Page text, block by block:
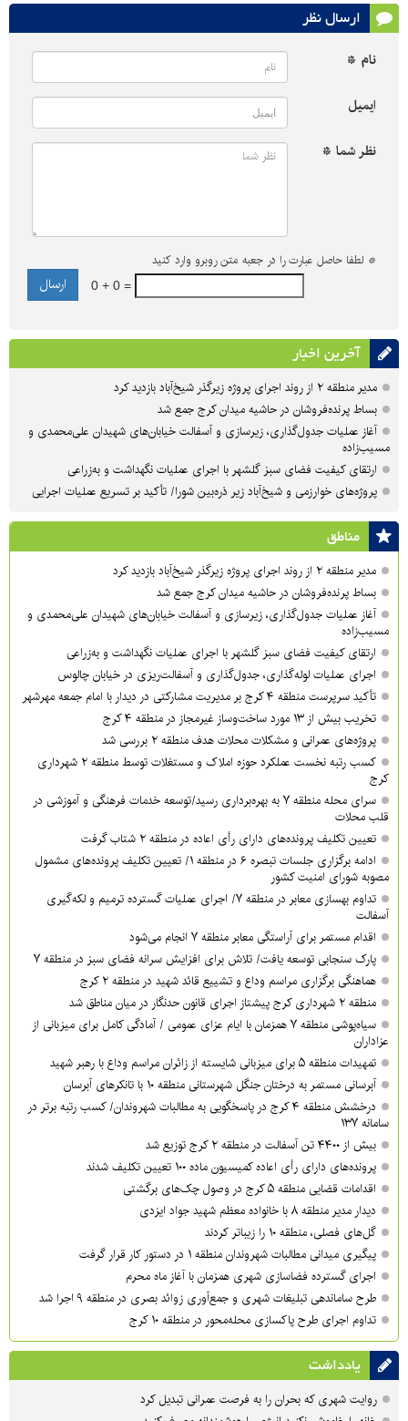
ارسال نظر
نام *
ایمیل
نظر شما *
* لطفا حاصل عبارت را در جعبه متن روبرو وارد کنید
0 + 0 =
آخرین اخبار
مدیر منطقه ۲ از روند اجرای پروژه زیرگذر شیخ‌آباد بازدید کرد
بساط پرنده‌فروشان در حاشیه میدان کرج جمع شد
آغاز عملیات جدول‌گذاری، زیرسازی و آسفالت خیابان‌های شهیدان علی‌محمدی و
مسیب‌زاده
ارتقای کیفیت فضای سبز گلشهر با اجرای عملیات نگهداشت و به‌زراعی
پروژه‌های خوارزمی و شیخ‌آباد زیر ذره‌بین شورا/ تأکید بر تسریع عملیات اجرایی
مناطق
مدیر منطقه ۲ از روند اجرای پروژه زیرگذر شیخ‌آباد بازدید کرد
بساط پرنده‌فروشان در حاشیه میدان کرج جمع شد
آغاز عملیات جدول‌گذاری، زیرسازی و آسفالت خیابان‌های شهیدان علی‌محمدی و
مسیب‌زاده
ارتقای کیفیت فضای سبز گلشهر با اجرای عملیات نگهداشت و به‌زراعی
اجرای عملیات لوله‌گذاری، جدول‌گذاری و آسفالت‌ریزی در خیابان چالوس
تأکید سرپرست منطقه ۴ کرج بر مدیریت مشارکتی در دیدار با امام جمعه مهرشهر
تخریب بیش از ۱۳ مورد ساخت‌وساز غیرمجاز در منطقه ۴ کرج
پروژه‌های عمرانی و مشکلات محلات هدف منطقه ۲ بررسی شد
کسب رتبه نخست عملکرد حوزه املاک و مستغلات توسط منطقه ۲ شهرداری
کرج
سرای محله منطقه ۷ به بهره‌برداری رسید/توسعه خدمات فرهنگی و آموزشی در
قلب محلات
تعیین تکلیف پرونده‌های دارای رأی اعاده در منطقه ۲ شتاب گرفت
ادامه برگزاری جلسات تبصره ۶ در منطقه ۱/ تعیین تکلیف پرونده‌های مشمول
مصوبه شورای امنیت کشور
تداوم بهسازی معابر در منطقه ۷/ اجرای عملیات گسترده ترمیم و لکه‌گیری
آسفالت
اقدام مستمر برای آراستگی معابر منطقه ۷ انجام می‌شود
پارک سنجابی توسعه یافت/ تلاش برای افزایش سرانه فضای سبز در منطقه ۷
هماهنگی برگزاری مراسم وداع و تشییع قائد شهید در منطقه ۲ کرج
منطقه ۲ شهرداری کرج پیشتاز اجرای قانون حدنگار در میان مناطق شد
سیاه‌پوشی منطقه ۷ همزمان با ایام عزای عمومی / آمادگی کامل برای میزبانی از
عزاداران
تمهیدات منطقه ۵ برای میزبانی شایسته از زائران مراسم وداع با رهبر شهید
آبرسانی مستمر به درختان جنگل شهرستانی منطقه ۱۰ با تانکرهای آبرسان
درخشش منطقه ۴ کرج در پاسخگویی به مطالبات شهروندان/ کسب رتبه برتر در
سامانه ۱۳۷
بیش از ۴۴۰۰ تن آسفالت در منطقه ۲ کرج توزیع شد
پرونده‌های دارای رأی اعاده کمیسیون ماده ۱۰۰ تعیین تکلیف شدند
اقدامات قضایی منطقه ۵ کرج در وصول چک‌های برگشتی
دیدار مدیر منطقه ۸ با خانواده معظم شهید جواد ایزدی
گل‌های فصلی، منطقه ۱۰ را زیباتر کردند
پیگیری میدانی مطالبات شهروندان منطقه ۱ در دستور کار قرار گرفت
اجرای گسترده فضاسازی شهری همزمان با آغاز ماه محرم
طرح ساماندهی تبلیغات شهری و جمع‌آوری زوائد بصری در منطقه ۹ اجرا شد
تداوم اجرای طرح پاکسازی محله‌محور در منطقه ۱۰ کرج
یادداشت
روایت شهری که بحران را به فرصت عمرانی تبدیل کرد